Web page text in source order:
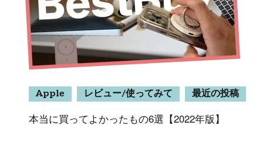
Apple レビュー/使ってみて 最近の投稿
本当に買ってよかったもの6選【2022年版】